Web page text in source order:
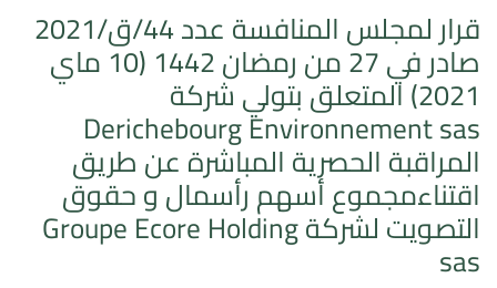
قرار لمجلس المنافسة عدد 44/ق/2021
صادر في 27 من رمضان 1442 (10 ماي
2021) المتعلق بتولي شركة
Derichebourg Environnement sas
المراقبة الحصرية المباشرة عن طريق
اقتناءمجموع أسهم رأسمال و حقوق
التصويت لشركة Groupe Ecore Holding
sas